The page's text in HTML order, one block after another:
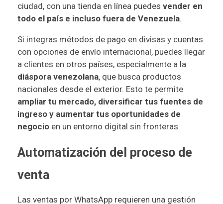
ciudad, con una tienda en línea puedes vender en
todo el país e incluso fuera de Venezuela.
Si integras métodos de pago en divisas y cuentas
con opciones de envío internacional, puedes llegar
a clientes en otros países, especialmente a la
diáspora venezolana, que busca productos
nacionales desde el exterior. Esto te permite
ampliar tu mercado, diversificar tus fuentes de
ingreso y aumentar tus oportunidades de
negocio en un entorno digital sin fronteras.
Automatización del proceso de
venta
Las ventas por WhatsApp requieren una gestión